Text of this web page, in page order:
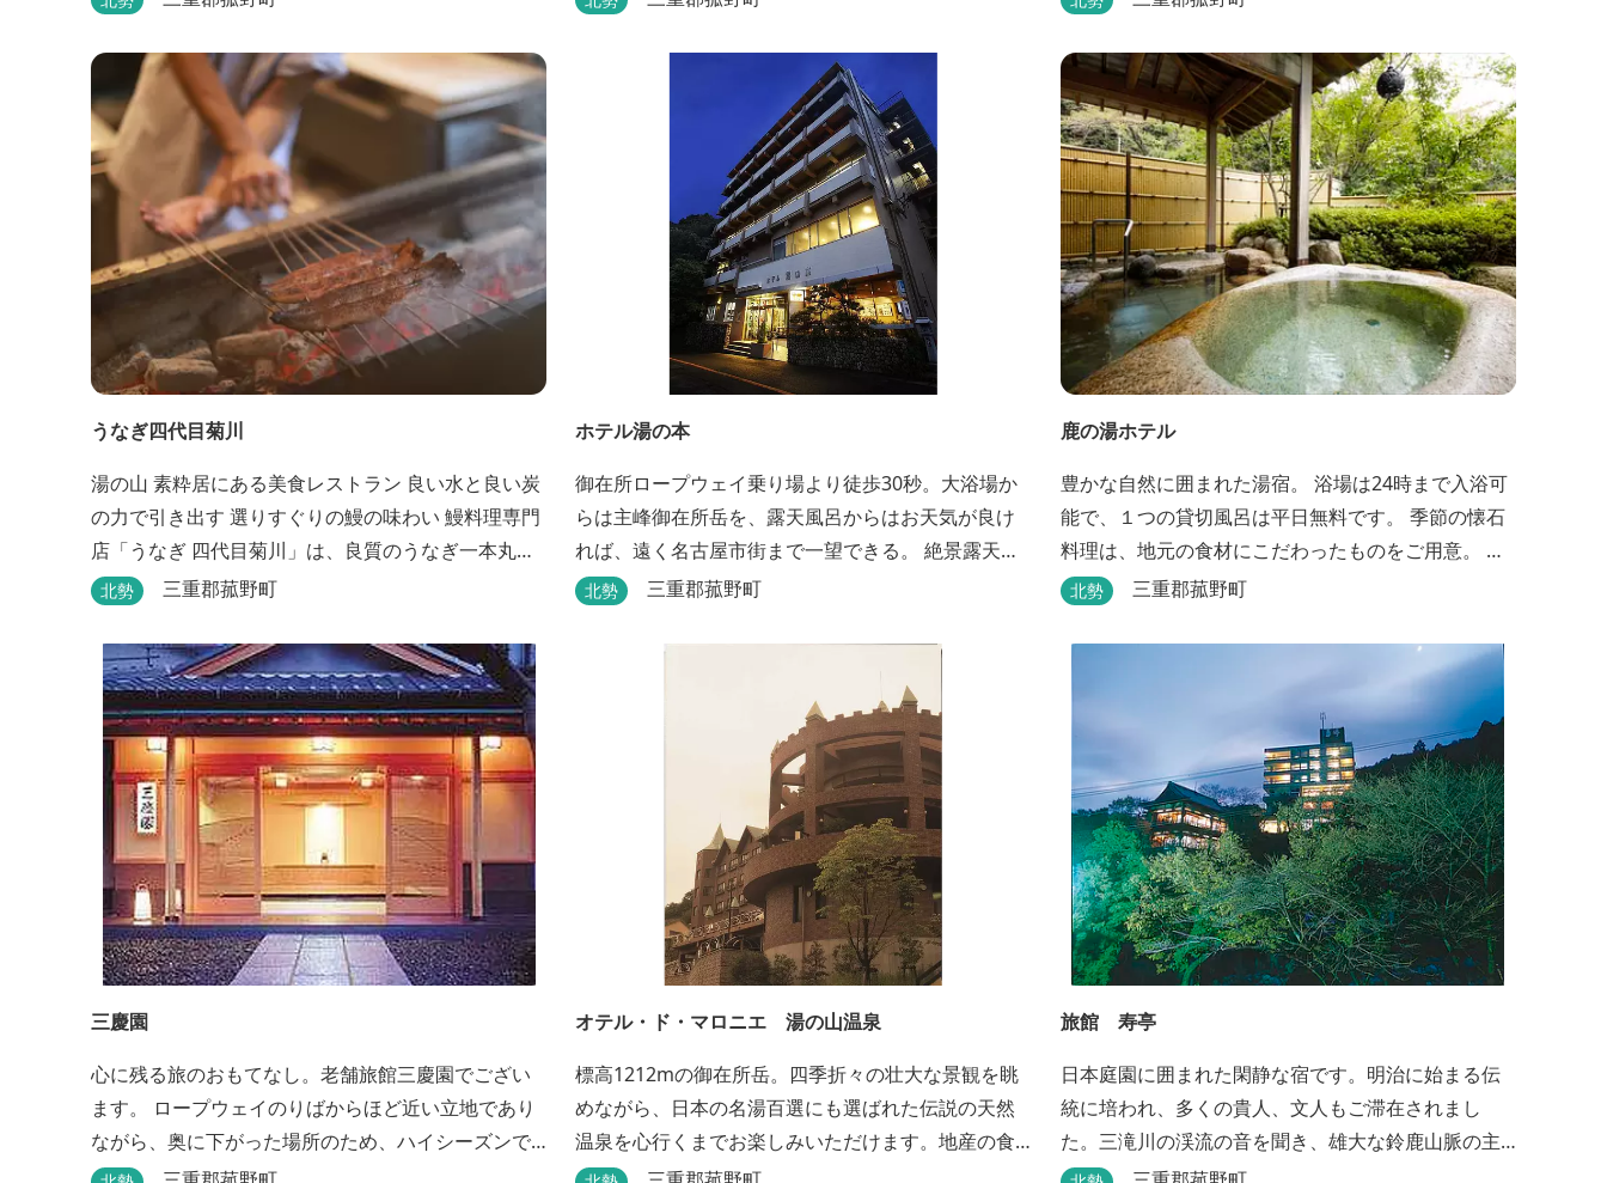
クをしつらえた空間は、 とびきり居心地が良い美術
館のよう。次はあのヴィラで素材とアートに触れた
い。 そんな滞在の楽しみが広がります。 「そ...
でじっくりとローストしたり。炎が生み出す味わい
の繊細さと豪快さをコースでお楽しみください。料
理監修は、フランスで活躍するシェフ・手島竜司。
完全自家製粉による二八蕎麦を踏襲し、蕎麦と酒を
シンプルに楽しむ店を実現しました。国産蕎麦の香
りを存分に引き出す、湯の山温泉の天然の水の力...
うなぎ四代目菊川
湯の山 素粋居にある美食レストラン 良い水と良い炭
の力で引き出す 選りすぐりの鰻の味わい 鰻料理専門
店「うなぎ 四代目菊川」は、良質のうなぎ一本丸ご
とを蒲焼にした「一本うなぎ」で知られます。大き
げても身質がフワッとやわらかい、贅沢な食感を実
現。 鮮度抜群の鰻を毎日捌き、良質の炭で焼き立て
を供します。素材から炭まで、鰻の美味しさを熟...
北勢 三重郡菰野町
ホテル湯の本
御在所ロープウェイ乗り場より徒歩30秒。大浴場か
らは主峰御在所岳を、露天風呂からはお天気が良け
れば、遠く名古屋市街まで一望できる。 絶景露天風
呂で日頃の疲れを癒してください。
北勢 三重郡菰野町
鹿の湯ホテル
豊かな自然に囲まれた湯宿。 浴場は24時まで入浴可
能で、１つの貸切風呂は平日無料です。 季節の懐石
料理は、地元の食材にこだわったものをご用意。 わ
んちゃんお預かり所の設備も充実です。 女将手作り
浴場の脱衣所に最新の高機能換気設備を導入いたし
北勢 三重郡菰野町
三慶園
心に残る旅のおもてなし。老舗旅館三慶園でござい
ます。 ロープウェイのりばからほど近い立地であり
ながら、奥に下がった場所のため、ハイシーズンで
も静かにゆったりとお過ごしいただけます。 自慢の
オテル・ド・マロニエ 湯の山温泉
標高1212mの御在所岳。四季折々の壮大な景観を眺
めながら、日本の名湯百選にも選ばれた伝説の天然
温泉を心行くまでお楽しみいただけます。地産の食
材を中心としたお料理は創作会席もしくはお箸でも
旅館 寿亭
日本庭園に囲まれた閑静な宿です。明治に始まる伝
統に培われ、多くの貴人、文人もご滞在されまし
た。三滝川の渓流の音を聞き、雄大な鈴鹿山脈の主
峰御在所岳と、ロープウェイをご覧になりながらお